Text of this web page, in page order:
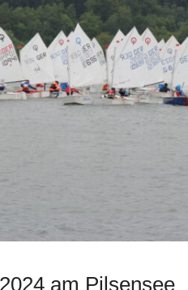
am Pilsensee